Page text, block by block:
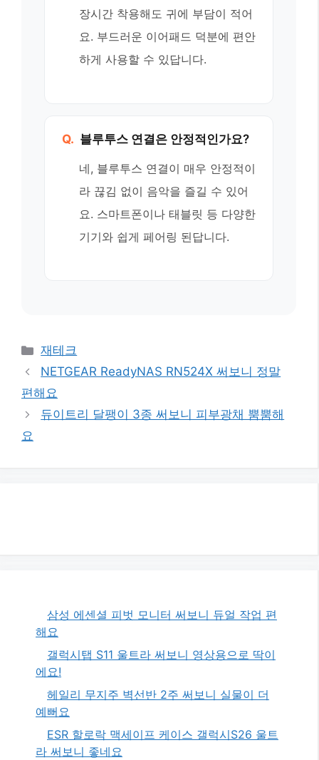
장시간 착용해도 귀에 부담이 적어
요. 부드러운 이어패드 덕분에 편안
하게 사용할 수 있답니다.
Q. 블루투스 연결은 안정적인가요?
네, 블루투스 연결이 매우 안정적이
라 끊김 없이 음악을 즐길 수 있어
요. 스마트폰이나 태블릿 등 다양한
기기와 쉽게 페어링 된답니다.
카
테
리
재테크
NETGEAR ReadyNAS RN524X 써보니 정말
편해요
듀이트리 달팽이 3종 써보니 피부광채 뿜뿜해
요
삼성 에센셜 피벗 모니터 써보니 듀얼 작업 편
해요
갤럭시탭 S11 울트라 써보니 영상용으로 딱이
에요!
헤일리 무지주 벽선반 2주 써보니 실물이 더
예뻐요
ESR 할로락 맥세이프 케이스 갤럭시S26 울트
라 써보니 좋네요